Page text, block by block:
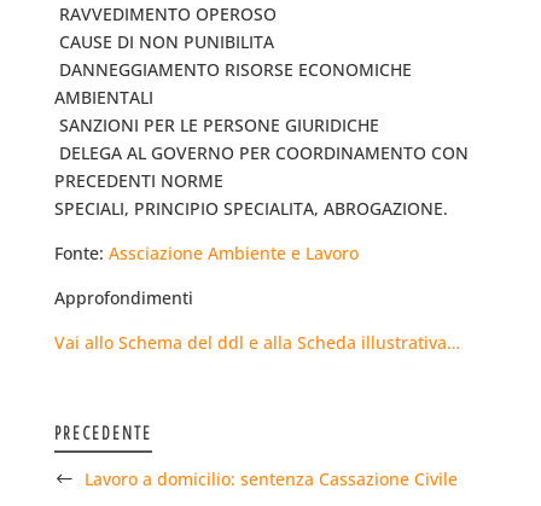
 RAVVEDIMENTO OPEROSO
 CAUSE DI NON PUNIBILITA
 DANNEGGIAMENTO RISORSE ECONOMICHE
AMBIENTALI
 SANZIONI PER LE PERSONE GIURIDICHE
 DELEGA AL GOVERNO PER COORDINAMENTO CON
PRECEDENTI NORME
SPECIALI, PRINCIPIO SPECIALITA, ABROGAZIONE.
Fonte: Assciazione Ambiente e Lavoro
Approfondimenti
Vai allo Schema del ddl e alla Scheda illustrativa…
PRECEDENTE
Lavoro a domicilio: sentenza Cassazione Civile